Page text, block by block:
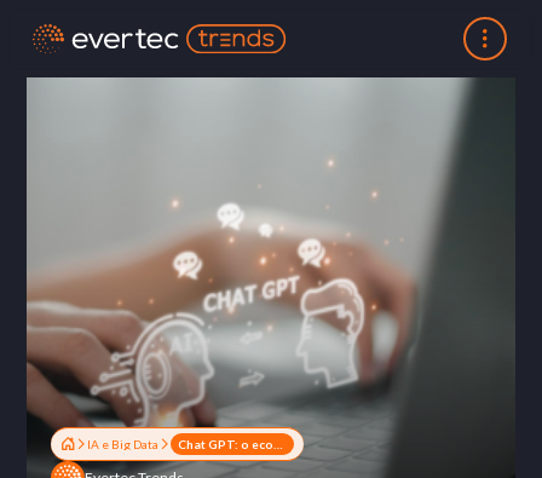
IA e Big Data